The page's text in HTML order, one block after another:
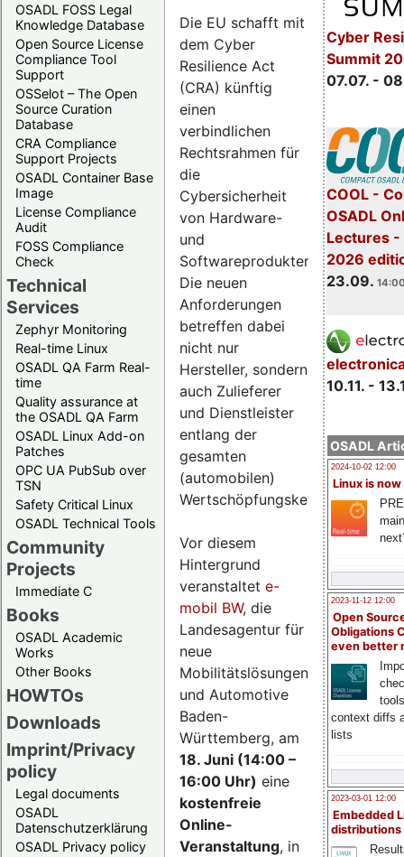
OSADL FOSS Legal
Knowledge Database
Open Source License
Compliance Tool
Support
OSSelot – The Open
Source Curation
Database
CRA Compliance
Support Projects
OSADL Container Base
Image
License Compliance
Audit
FOSS Compliance
Check
Technical
Services
Zephyr Monitoring
Real-time Linux
OSADL QA Farm Real-
time
Quality assurance at
the OSADL QA Farm
OSADL Linux Add-on
Patches
OPC UA PubSub over
TSN
Safety Critical Linux
OSADL Technical Tools
Community
Projects
Immediate C
Books
OSADL Academic
Works
Other Books
HOWTOs
Downloads
Imprint/Privacy
policy
Legal documents
OSADL
Datenschutzerklärung
OSADL Privacy policy
Cyber
Summit
07.07. -
COOL -
OSADL
Lectures -
2026
23.09.
10.11. -
OSADL
2024-10-02 12:00
Linux is now
2023-11-12 12:00
Open
Obligations
even better
context diffs
lists
2023-03-01 12:00
Embedded
distributions
Die EU schafft mit
dem Cyber
Resilience Act
(CRA) künftig
einen
verbindlichen
Rechtsrahmen für
die
Cybersicherheit
von Hardware-
und
Softwareprodukten.
Die neuen
Anforderungen
betreffen dabei
nicht nur
Hersteller, sondern
auch Zulieferer
und Dienstleister
entlang der
gesamten
(automobilen)
Wertschöpfungskette.
Vor diesem
Hintergrund
veranstaltet e-
mobil BW, die
Landesagentur für
neue
Mobilitätslösungen
und Automotive
Baden-
Württemberg, am
18. Juni (14:00 –
16:00 Uhr) eine
kostenfreie
Online-
Veranstaltung, in